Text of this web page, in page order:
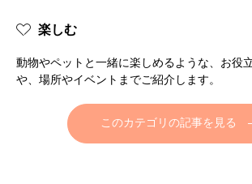
楽しむ
動物やペットと一緒に楽しめるような、お役
や、場所やイベントまでご紹介します。
このカテゴリの記事を見る